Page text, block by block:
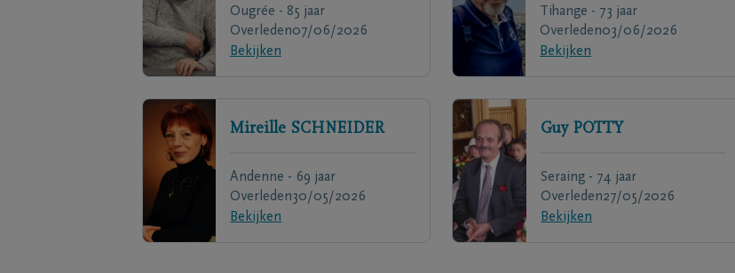
Ougrée - 85 jaar
Overleden07/06/2026
Bekijken
Tihange - 73 jaar
Overleden03/06/2026
Bekijken
Mireille SCHNEIDER
Andenne - 69 jaar
Overleden30/05/2026
Bekijken
Guy POTTY
Seraing - 74 jaar
Overleden27/05/2026
Bekijken